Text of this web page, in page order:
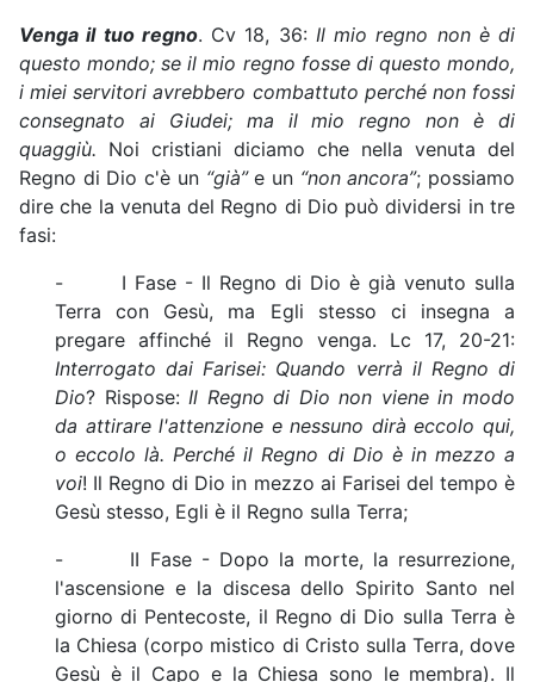
Venga il tuo regno. Cv 18, 36: Il mio regno non è di
questo mondo; se il mio regno fosse di questo mondo,
i miei servitori avrebbero combattuto perché non fossi
consegnato ai Giudei; ma il mio regno non è di
quaggiù. Noi cristiani diciamo che nella venuta del
Regno di Dio c'è un “già”e un “non ancora”; possiamo
dire che la venuta del Regno di Dio può dividersi in tre
fasi:
- I Fase - Il Regno di Dio è già venuto sulla
Terra con Gesù, ma Egli stesso ci insegna a
pregare affinché il Regno venga. Lc 17, 20-21:
Interrogato dai Farisei: Quando verrà il Regno di
Dio? Rispose: Il Regno di Dio non viene in modo
da attirare l'attenzione e nessuno dirà eccolo qui,
o eccolo là. Perché il Regno di Dio è in mezzo a
voi! Il Regno di Dio in mezzo ai Farisei del tempo è
Gesù stesso, Egli è il Regno sulla Terra;
- II Fase - Dopo la morte, la resurrezione,
l'ascensione e la discesa dello Spirito Santo nel
giorno di Pentecoste, il Regno di Dio sulla Terra è
la Chiesa (corpo mistico di Cristo sulla Terra, dove
Gesù è il Capo e la Chiesa sono le membra). Il